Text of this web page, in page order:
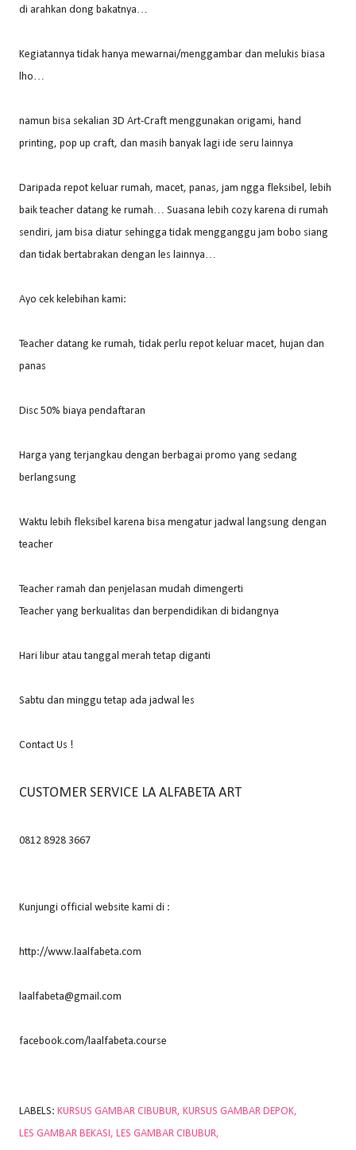
di arahkan dong bakatnya…
Kegiatannya tidak hanya mewarnai/menggambar dan melukis biasa
lho…
namun bisa sekalian 3D Art-Craft menggunakan origami, hand
printing, pop up craft, dan masih banyak lagi ide seru lainnya
Daripada repot keluar rumah, macet, panas, jam ngga fleksibel, lebih
baik teacher datang ke rumah… Suasana lebih cozy karena di rumah
sendiri, jam bisa diatur sehingga tidak mengganggu jam bobo siang
dan tidak bertabrakan dengan les lainnya…
Ayo cek kelebihan kami:
Teacher datang ke rumah, tidak perlu repot keluar macet, hujan dan
panas
Disc 50% biaya pendaftaran
Harga yang terjangkau dengan berbagai promo yang sedang
berlangsung
Waktu lebih fleksibel karena bisa mengatur jadwal langsung dengan
teacher
Teacher ramah dan penjelasan mudah dimengerti
Teacher yang berkualitas dan berpendidikan di bidangnya
Hari libur atau tanggal merah tetap diganti
Sabtu dan minggu tetap ada jadwal les
Contact Us !
CUSTOMER SERVICE LA ALFABETA ART
0812 8928 3667
Kunjungi official website kami di :
http://www.laalfabeta.com
laalfabeta@gmail.com
facebook.com/laalfabeta.course
LABELS: KURSUS GAMBAR CIBUBUR KURSUS GAMBAR DEPOK
LES GAMBAR BEKASI LES GAMBAR CIBUBUR